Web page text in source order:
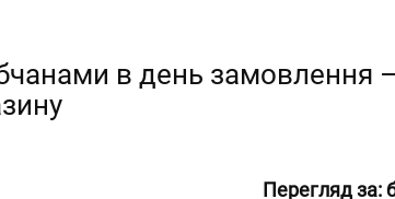
в день замовлення
Перегляд за: